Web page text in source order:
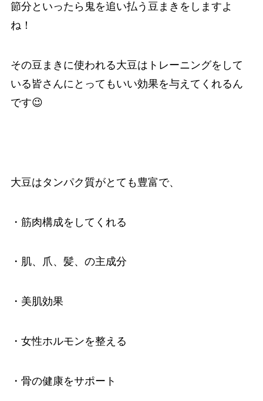
節分といったら鬼を追い払う豆まきをしますよ
ね！
その豆まきに使われる大豆はトレーニングをして
いる皆さんにとってもいい効果を与えてくれるん
です😉
大豆はタンパク質がとても豊富で、
・筋肉構成をしてくれる
・肌、爪、髪、の主成分
・美肌効果
・女性ホルモンを整える
・骨の健康をサポート